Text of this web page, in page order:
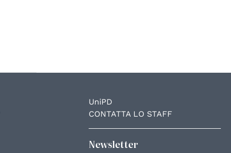
UniPD
CONTATTA LO STAFF
Newsletter